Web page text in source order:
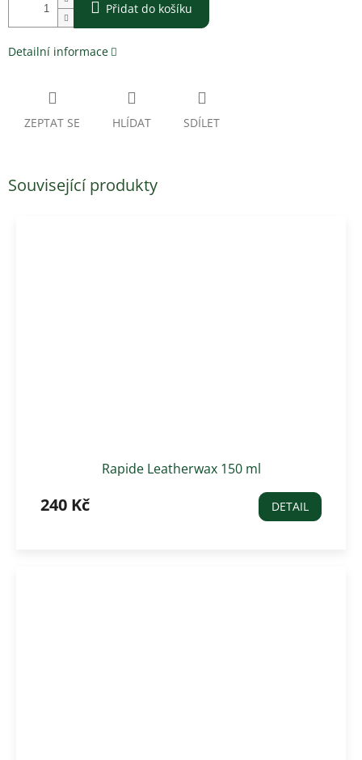
Přidat do košíku
Detailní informace
ZEPTAT SE HLÍDAT SDÍLET
Související produkty
Rapide Leatherwax 150 ml
240 Kč DETAIL